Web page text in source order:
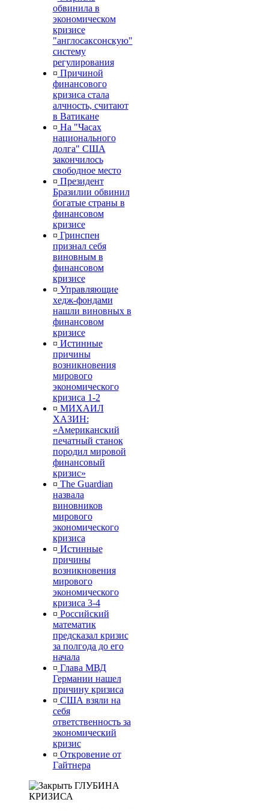
обвинила в
экономическом
кризисе
"англосаксонскую"
систему
регулирования
¤ Причиной
финансового
кризиса стала
алчность, считают
в Ватикане
¤ На "Часах
национального
долга" США
закончилось
свободное место
¤ Президент
Бразилии обвинил
богатые страны в
финансовом
кризисе
¤ Гринспен
признал себя
виновным в
финансовом
кризисе
¤ Управляющие
хедж-фондами
нашли виновных в
финансовом
кризисе
¤ Истинные
причины
возникновения
мирового
экономического
кризиса 1-2
¤ МИХАИЛ
ХАЗИН:
«Американский
печатный станок
породил мировой
финансовый
кризис»
¤ The Guardian
назвала
виновников
мирового
экономического
кризиса
¤ Истинные
причины
возникновения
мирового
экономического
кризиса 3-4
¤ Российский
математик
предсказал кризис
за полгода до его
начала
¤ Глава МВД
Германии нашел
причину кризиса
¤ США взяли на
себя
ответственность за
экономический
кризис
¤ Откровение от
Гайтнера
ГЛУБИНА
КРИЗИСА